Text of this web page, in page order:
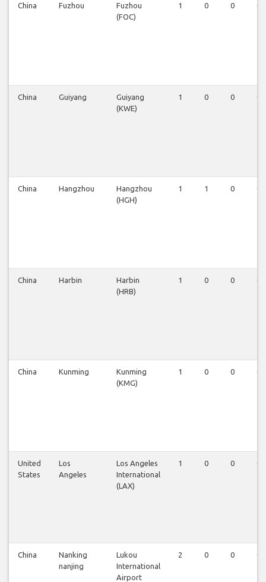
China Fuzhou
Fuzhou
(FOC)
1 0 0 0
China Guiyang
Guiyang
(KWE)
1 0 0 0
China Hangzhou
Hangzhou
(HGH)
1 1 0 0
China Harbin
Harbin
(HRB)
1 0 0 0
China Kunming
Kunming
(KMG)
1 0 0 0
United
States
Los
Angeles
Los Angeles
International
(LAX)
1 0 0 0
China
Nanking
nanjing
Lukou
International
Airport
2 0 0 0